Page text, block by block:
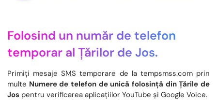
Folosind un număr de telefon
temporar al Țărilor de Jos.
Primiți mesaje SMS temporare de la tempsmss.com prin
multe Numere de telefon de unică folosință din Țările de
Jos pentru verificarea aplicațiilor YouTube și Google Voice.